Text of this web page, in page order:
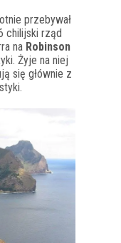
przebywał
chilijski rząd
na Robinson
Żyje na niej
się głównie z